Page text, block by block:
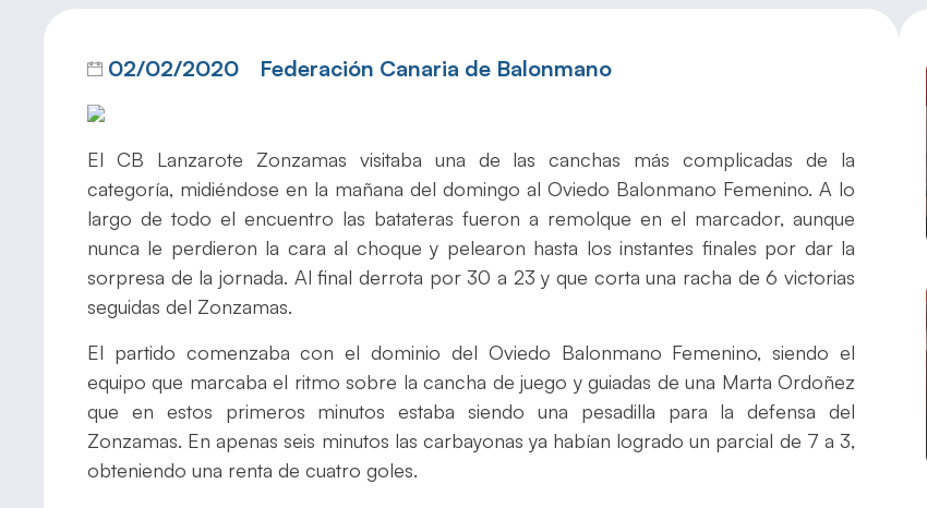
02/02/2020 Federación Canaria de Balonmano
El CB Lanzarote Zonzamas visitaba una de las canchas más complicadas de la
categoría, midiéndose en la mañana del domingo al Oviedo Balonmano Femenino. A lo
largo de todo el encuentro las batateras fueron a remolque en el marcador, aunque
nunca le perdieron la cara al choque y pelearon hasta los instantes finales por dar la
sorpresa de la jornada. Al final derrota por 30 a 23 y que corta una racha de 6 victorias
seguidas del Zonzamas.
El partido comenzaba con el dominio del Oviedo Balonmano Femenino, siendo el
equipo que marcaba el ritmo sobre la cancha de juego y guiadas de una Marta Ordoñez
que en estos primeros minutos estaba siendo una pesadilla para la defensa del
Zonzamas. En apenas seis minutos las carbayonas ya habían logrado un parcial de 7 a 3,
obteniendo una renta de cuatro goles.